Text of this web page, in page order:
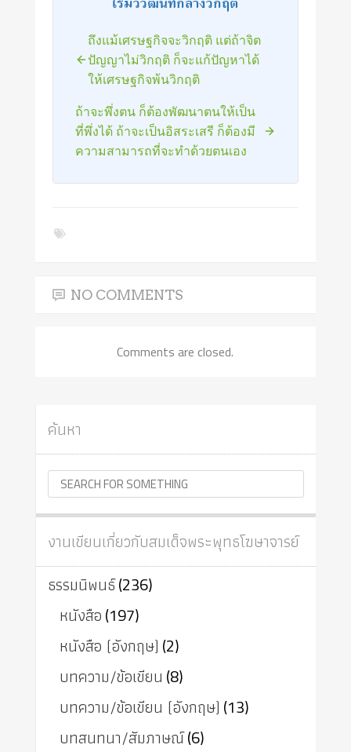
ถึงแม้เศรษฐกิจจะวิกฤติ แต่ถ้าจิต
ปัญญาไม่วิกฤติ ก็จะแก้ปัญหาได้
ให้เศรษฐกิจพ้นวิกฤติ
ถ้าจะพึ่งตน ก็ต้องพัฒนาตนให้เป็น
ที่พึ่งได้ ถ้าจะเป็นอิสระเสรี ก็ต้องมี
ความสามารถที่จะทำด้วยตนเอง
NO COMMENTS
Comments are closed.
ค้นหา
งานเขียนเกี่ยวกับสมเด็จพระพุทธโฆษาจารย์
ธรรมนิพนธ์(236)
หนังสือ(197)
หนังสือ (อังกฤษ) (2)
บทความ/ข้อเขียน (8)
บทความ/ข้อเขียน (อังกฤษ) (13)
บทสนทนา/สัมภาษณ์(6)